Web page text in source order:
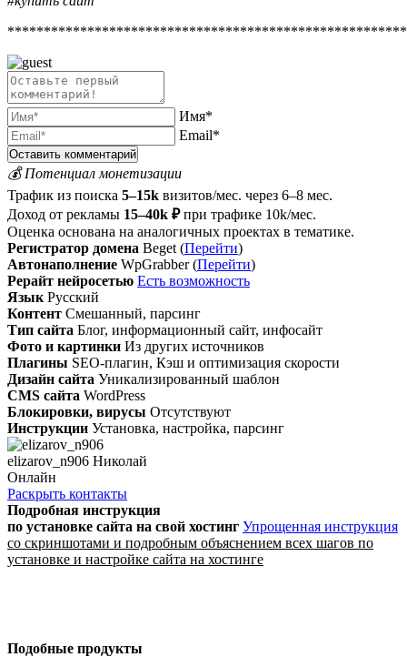
Имя*
Email*
💰 Потенциал монетизации
Трафик из поиска 5–15k визитов/мес. через 6–8 мес.
Доход от рекламы 15–40k ₽ при трафике 10k/мес.
Оценка основана на аналогичных проектах в тематике.
Регистратор домена Beget (Перейти)
Автонаполнение WpGrabber (Перейти)
Рерайт нейросетью Есть возможность
Язык Русский
Контент Смешанный, парсинг
Тип сайта Блог, информационный сайт, инфосайт
Фото и картинки Из других источников
Плагины SEO-плагин, Кэш и оптимизация скорости
Дизайн сайта Уникализированный шаблон
CMS сайта WordPress
Блокировки, вирусы Отсутствуют
Инструкции Установка, настройка, парсинг
elizarov_n906 Николай
Онлайн
Раскрыть контакты
Подробная инструкция
по установке сайта на свой хостинг Упрощенная инструкция
со скриншотами и подробным объяснением всех шагов по
установке и настройке сайта на хостинге
Подобные продукты